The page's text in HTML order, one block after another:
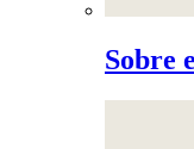
Sobre